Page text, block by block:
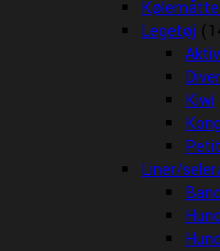
Legetøj
Kiwi
Kong
Petit
Liner/